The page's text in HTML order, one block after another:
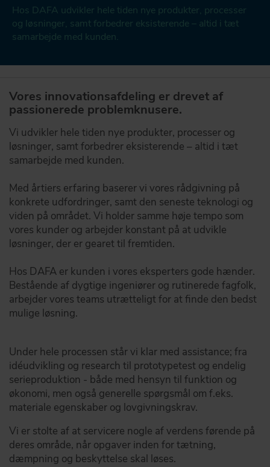
Hos DAFA udvikler hele tiden nye produkter, processer
og løsninger, samt forbedrer eksisterende – altid i tæt
samarbejde med kunden.
Vores innovationsafdeling er drevet af
passionerede problemknusere.
Vi udvikler hele tiden nye produkter, processer og
løsninger, samt forbedrer eksisterende – altid i tæt
samarbejde med kunden.
Med årtiers erfaring baserer vi vores rådgivning på
konkrete udfordringer, samt den seneste teknologi og
viden på området. Vi holder samme høje tempo som
vores kunder og arbejder konstant på at udvikle
løsninger, der er gearet til fremtiden.
Hos DAFA er kunden i vores eksperters gode hænder.
Bestående af dygtige ingeniører og rutinerede fagfolk,
arbejder vores teams utrætteligt for at finde den bedst
mulige løsning.
Under hele processen står vi klar med assistance; fra
idéudvikling og research til prototypetest og endelig
serieproduktion - både med hensyn til funktion og
økonomi, men også generelle spørgsmål om f.eks.
materiale egenskaber og lovgivningskrav.
Vi er stolte af at servicere nogle af verdens førende på
deres område, når opgaver inden for tætning,
dæmpning og beskyttelse skal løses.
KONTAKT
DAFA GROUP